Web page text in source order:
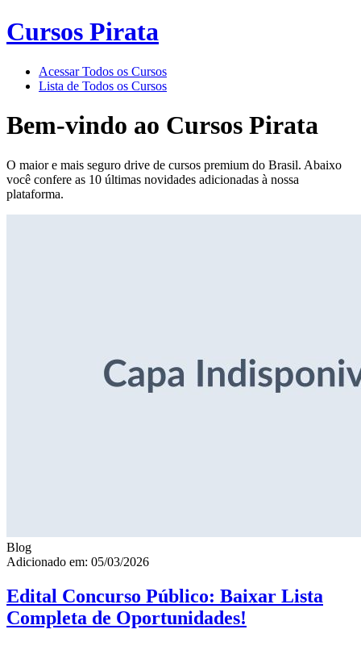
Cursos Pirata
Acessar Todos os Cursos
Lista de Todos os Cursos
Bem-vindo ao Cursos Pirata
O maior e mais seguro drive de cursos premium do Brasil. Abaixo
você confere as 10 últimas novidades adicionadas à nossa
plataforma.
Blog
Adicionado em: 05/03/2026
Edital Concurso Público: Baixar Lista
Completa de Oportunidades!